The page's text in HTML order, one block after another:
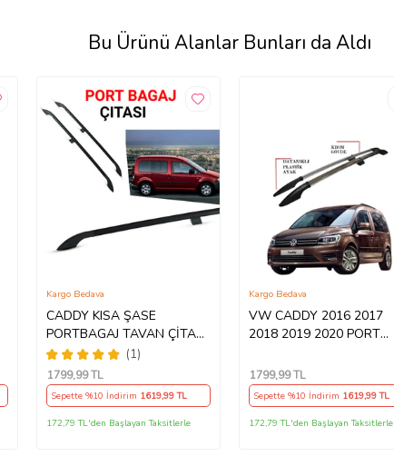
Bu Ürünü Alanlar Bunları da Aldı
CADDY KISA ŞASE
PORTBAGAJ TAVAN ÇİTASI
SİYAH 2003 2004 2005
2006 2007 2008 2009 2010
(1)
Kargo Bedava
1799,99 TL
Sepette %10 İndirim 1619,99 TL
172,79 TL'den Başlayan Taksitlerle
VW CADDY 2016 2017
2018 2019 2020 PORT
Kargo Bedava
1799,99 TL
Sepette %10 İndirim 1619,99 TL
172,79 TL'den Başlayan Taksitlerle